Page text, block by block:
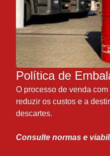
Política de
O processo de venda
reduzir os custos e a
descartes.
Consulte normas e